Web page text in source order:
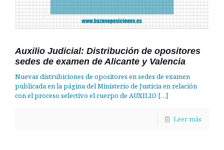
Auxilio Judicial: Distribución de opositores
sedes de examen de Alicante y Valencia
Nuevas distrubiciones de opositores en sedes de examen
publicada en la página del Ministerio de Justicia en relación
con el proceso selectivo el cuerpo de AUXILIO […]
Leer más